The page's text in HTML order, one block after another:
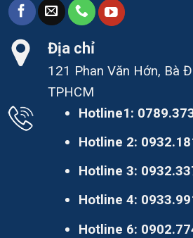
Địa chỉ
121 Phan Văn Hớn, Bà
TPHCM
Hotline1:
Hotline 2:
Hotline 3:
Hotline 4:
Hotline 6: